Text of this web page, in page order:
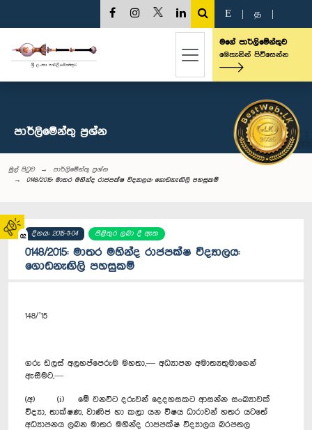
02
E த
මගේ පාර්ලිමේන්තුව
මෙතැනින් පිවිසෙන්න
පාර්ලි‌මේන්තු‌ ප්‍රශ්න
මුල් පිටුව
පාර්ලි‌මේන්තු‌ ප්‍රශ්න
0148/2015: මාතර මහින්ද රාජපක්ෂ විද්‍යාලය: ගොඩනැඟිලි පහසුකම්
දිනය: 2015-11-04 පිළිතුර ලබා දී ඇත
0148/2015: මාතර මහින්ද රාජපක්ෂ විද්‍යාලය:
ගොඩනැඟිලි පහසුකම්
148/’15
ගරු ඩලස් අලහප්පෙරුම මහතා,— අධ්‍යාපන අමාත්‍යතුමාගෙන්
ඇසීමට,—
(අ) (i) මේ වනවිට දරුවන් දෙ‍දහසකට ආසන්න සංඛ්‍යාවක්
විද්‍යා, තාක්ෂණ, වාණිජ හා කලා යන විෂය ධාරාවන් හතර යටතේ
අධ්‍යාපනය ලබන මාතර මහින්ද රාජපක්ෂ විද්‍යාලය බරපතල